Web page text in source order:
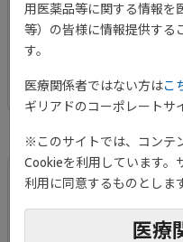
ジセレカ
ジセレカの特徴について
DI情報
用医薬品等に関する情報を
等）の皆様に情報提供する
す。
医療関係者ではない方はこ
ギリアドのコーポレートサ
※このサイトでは、コンテ
Cookieを利用しています。
利用に同意するものとしま
医療